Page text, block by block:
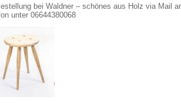
bei Waldner – schönes aus Holz via Mail
unter 06644380068